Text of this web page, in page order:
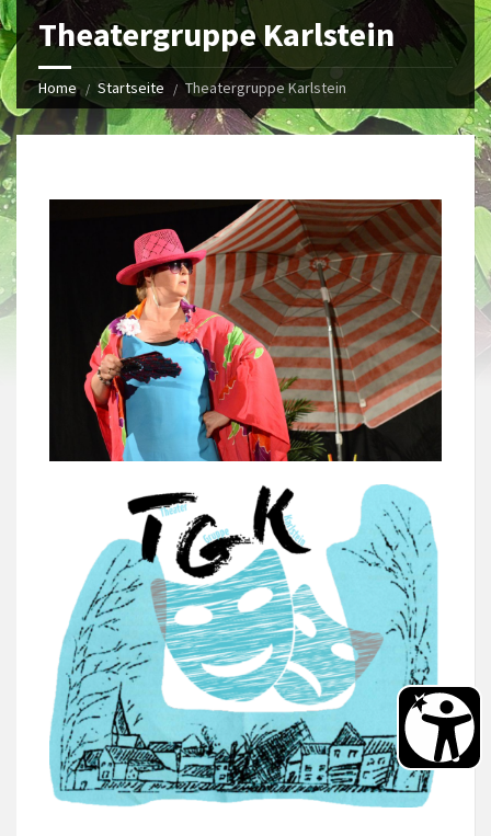
Theatergruppe Karlstein
Home Startseite Theatergruppe Karlstein